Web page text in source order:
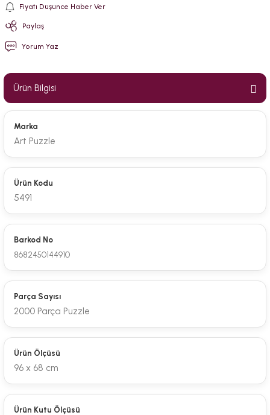
Fiyatı Düşünce Haber Ver
Paylaş
Yorum Yaz
Ürün Bilgisi
Marka
Art Puzzle
Ürün Kodu
5491
Barkod No
8682450144910
Parça Sayısı
2000 Parça Puzzle
Ürün Ölçüsü
96 x 68 cm
Ürün Kutu Ölçüsü